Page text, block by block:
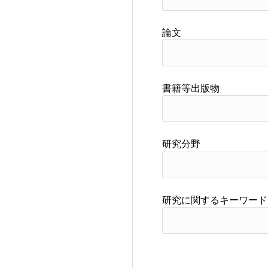
論文
書籍等出版物
研究分野
研究に関するキーワード